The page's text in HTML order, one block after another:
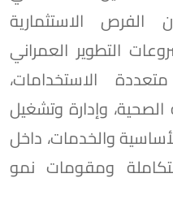
الفرص الاستثمارية
التطوير العمراني
الاستخدامات،
الصحية، وإدارة وتشغيل
والخدمات، داخل
ومقومات نمو